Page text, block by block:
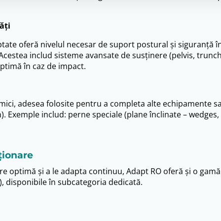
oferă nivelul necesar de suport postural și
includ sisteme avansate de susținere (pelvis,
în caz de impact.
adesea folosite pentru a completa alte echipamente
Exemple includ: perne speciale (plane înclinate –
și a le adapta continuu, Adapt RO oferă și o
disponibile în subcategoria dedicată.